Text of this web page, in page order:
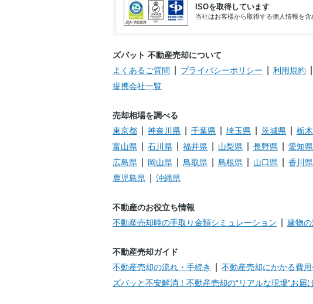
ISOを取得しています
当社はお客様から取得する個人情報を
ズバット 不動産売却について
よくあるご質問
プライバシーポリシー 利用規約
提携会社一覧
売却相場を調べる
東京都
神奈川県 千葉県 埼玉県 茨城県 栃
富山県
石川県 福井県 山梨県 長野県 愛知県
広島県
岡山県 鳥取県 島根県 山口県 香川県
鹿児島県
沖縄県
不動産のお役立ち情報
不動産売却時の手取り金額シミュレーション
建物
不動産売却ガイド
不動産売却の流れ・手続き
不動産売却にかかる費
ズバッと不安解消！不動産売却の“リアルな現場”お届